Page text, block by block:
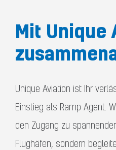
Mit Unique
Unique Aviation ist Ihr
Einstieg als Ramp Agent.
den Zugang zu
Flughäfen, sondern